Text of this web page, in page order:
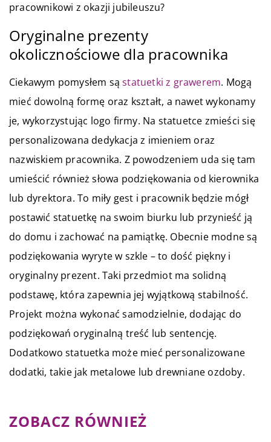
pracownikowi z okazji jubileuszu?
Oryginalne prezenty
okolicznościowe dla pracownika
Ciekawym pomysłem sąstatuetki z grawerem. Mogą
mieć dowolną formę oraz kształt, a nawet wykonamy
je, wykorzystując logo firmy. Na statuetce zmieści się
personalizowana dedykacja z imieniem oraz
nazwiskiem pracownika. Z powodzeniem uda się tam
umieścić również słowa podziękowania od kierownika
lub dyrektora. To miły gest i pracownik będzie mógł
postawić statuetkę na swoim biurku lub przynieść ją
do domu i zachować na pamiątkę. Obecnie modne są
podziękowania wyryte w szkle – to dość piękny i
oryginalny prezent. Taki przedmiot ma solidną
podstawę, która zapewnia jej wyjątkową stabilność.
Projekt można wykonać samodzielnie, dodając do
podziękowań oryginalną treść lub sentencję.
Dodatkowo statuetka może mieć personalizowane
dodatki, takie jak metalowe lub drewniane ozdoby.
ZOBACZ RÓWNIEŻ